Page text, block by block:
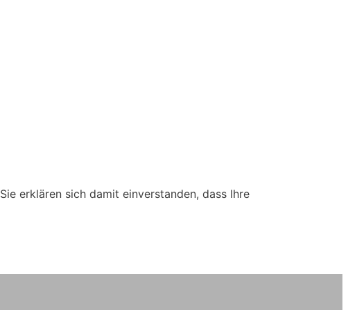
Sie erklären sich damit einverstanden, dass Ihre